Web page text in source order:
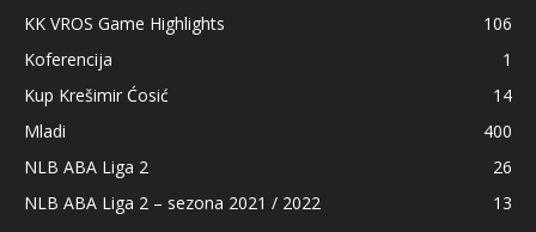
KK VROS Game Highlights
106
Koferencija
1
Kup Krešimir Ćosić
14
Mladi
400
NLB ABA Liga 2
26
NLB ABA Liga 2 – sezona 2021 / 2022
13